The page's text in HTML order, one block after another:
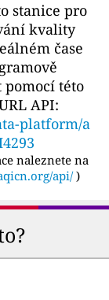
stanice pro
kvality
čase
této
API:
platform/a
naleznete na
api/ )